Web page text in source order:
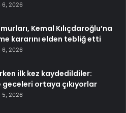
6, 2026
Kemal Kılıçdaroğlu’na
kararını elden tebliğ etti
6, 2026
ilk kez kaydedildiler:
geceleri ortaya çıkıyorlar
5, 2026